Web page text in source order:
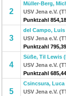
2
Müller-Berg,
USV Jena e.V.
Punktzahl
3
del Campo, Luis
USV Jena e.V.
Punktzahl
4
Süße, Til Lewis
USV Jena e.V.
Punktzahl
5
Csincsura, Luca
USV Jena e.V.